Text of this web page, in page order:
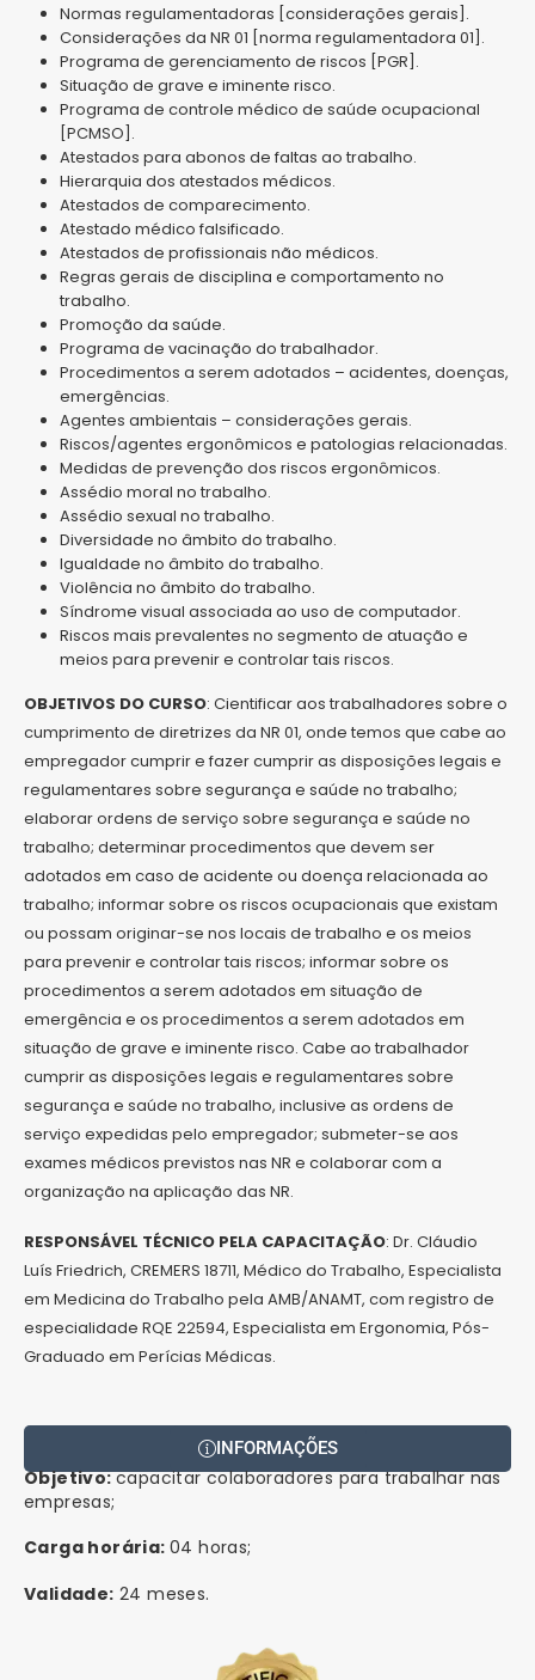
Normas regulamentadoras [considerações gerais].
Considerações da NR 01 [norma regulamentadora 01].
Programa de gerenciamento de riscos [PGR].
Situação de grave e iminente risco.
Programa de controle médico de saúde ocupacional
[PCMSO].
Atestados para abonos de faltas ao trabalho.
Hierarquia dos atestados médicos.
Atestados de comparecimento.
Atestado médico falsificado.
Atestados de profissionais não médicos.
Regras gerais de disciplina e comportamento no
trabalho.
Promoção da saúde.
Programa de vacinação do trabalhador.
Procedimentos a serem adotados – acidentes, doenças,
emergências.
Agentes ambientais – considerações gerais.
Riscos/agentes ergonômicos e patologias relacionadas.
Medidas de prevenção dos riscos ergonômicos.
Assédio moral no trabalho.
Assédio sexual no trabalho.
Diversidade no âmbito do trabalho.
Igualdade no âmbito do trabalho.
Violência no âmbito do trabalho.
Síndrome visual associada ao uso de computador.
Riscos mais prevalentes no segmento de atuação e
meios para prevenir e controlar tais riscos.
OBJETIVOS DO CURSO: Cientificar aos trabalhadores sobre o
cumprimento de diretrizes da NR 01, onde temos que cabe ao
empregador cumprir e fazer cumprir as disposições legais e
regulamentares sobre segurança e saúde no trabalho;
elaborar ordens de serviço sobre segurança e saúde no
trabalho; determinar procedimentos que devem ser
adotados em caso de acidente ou doença relacionada ao
trabalho; informar sobre os riscos ocupacionais que existam
ou possam originar-se nos locais de trabalho e os meios
para prevenir e controlar tais riscos; informar sobre os
procedimentos a serem adotados em situação de
emergência e os procedimentos a serem adotados em
situação de grave e iminente risco. Cabe ao trabalhador
cumprir as disposições legais e regulamentares sobre
segurança e saúde no trabalho, inclusive as ordens de
serviço expedidas pelo empregador; submeter-se aos
exames médicos previstos nas NR e colaborar com a
organização na aplicação das NR.
RESPONSÁVEL TÉCNICO PELA CAPACITAÇÃO: Dr. Cláudio
Luís Friedrich, CREMERS 18711, Médico do Trabalho, Especialista
em Medicina do Trabalho pela AMB/ANAMT, com registro de
especialidade RQE 22594, Especialista em Ergonomia, Pós-
Graduado em Perícias Médicas.
INFORMAÇÕES
Objetivo:capacitar colaboradores para trabalhar nas
empresas;
Carga horária: 04 horas;
Validade: 24 meses.